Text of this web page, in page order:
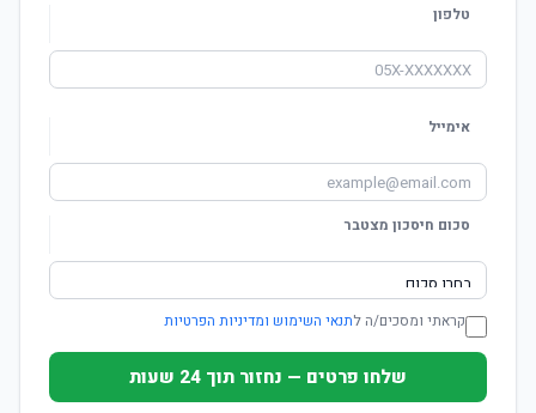
טלפון
אימייל
סכום חיסכון מצטבר
קראתי ומסכים/ה לתנאי השימוש ומדיניות הפרטיות
שלחו פרטים — נחזור תוך 24 שעות